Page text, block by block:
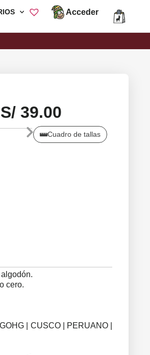
Acceder
S/39.00
Cuadro de tallas
cero.
| CUSCO | PERUANO |